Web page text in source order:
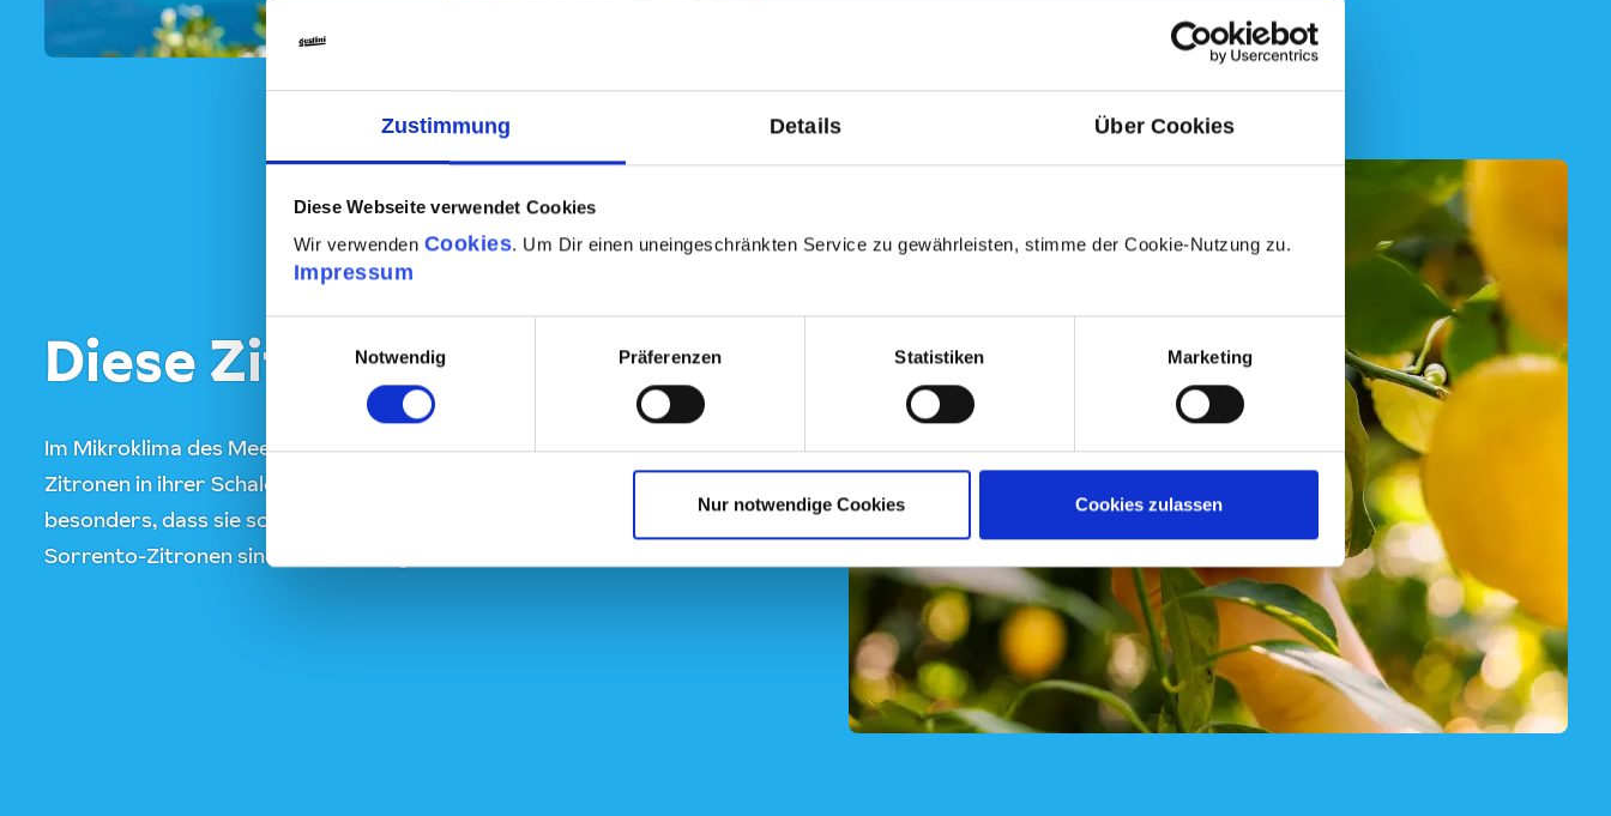
Zustimmung Details Über Cookies
Diese Webseite verwendet Cookies
Wir verwenden Cookies. Um Dir einen uneingeschränkten Service zu gewährleisten, stimme der Cookie-Nutzung zu.
Impressum
Notwendig
Präferenzen Statistiken Marketing
Nur notwendige Cookies Cookies zulassen
Diese Zitrone macht's
Im Mikroklima des Meeres und der Berge speichern die fruchtigen Amalfi-
Zitronen in ihrer Schale viel wertvolles Zitronenöl. Die Sorte Sorrento ist so
besonders, dass sie sogar eine geschützte Herkunftsbezeichnung trägt: IGP.
Sorrento-Zitronen sind oval, riesengroß und haben eine milde Säure.